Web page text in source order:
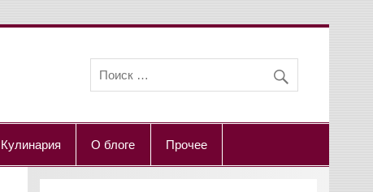
Кулинария О блоге Прочее